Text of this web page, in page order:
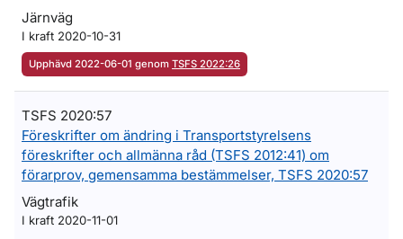
Järnväg
I kraft 2020-10-31
Upphävd 2022-06-01 genom TSFS 2022:26
TSFS 2020:57
Föreskrifter om ändring i Transportstyrelsens
föreskrifter och allmänna råd (TSFS 2012:41) om
förarprov, gemensamma bestämmelser, TSFS 2020:57
Vägtrafik
I kraft 2020-11-01